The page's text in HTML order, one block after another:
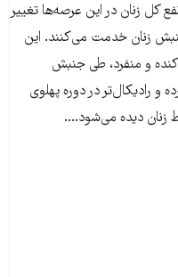
کل زنان در این عرصه‌ها تغییر
زنان خدمت می‌کنند. این
و منفرد، طی جنبش
رادیکال‌تر در دوره پهلوی
دیده می‌شود....